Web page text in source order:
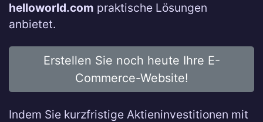
helloworld.com praktische Lösungen
anbietet.
Erstellen Sie noch heute Ihre E-
Commerce-Website!
Indem Sie kurzfristige Aktieninvestitionen mit